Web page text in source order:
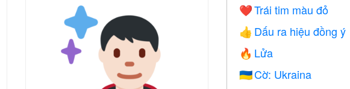
❤️ Trái tim màu đỏ
👍 Dấu ra hiệu đồng ý
🔥 Lửa
🇺🇦Cờ: Ukraina